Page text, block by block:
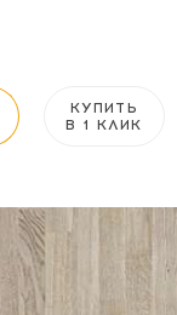
КУПИТЬ
В 1 КЛИК